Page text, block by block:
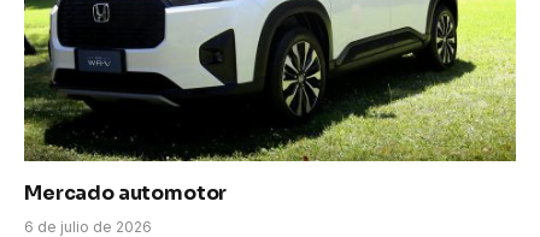
Mercado automotor
6 de julio de 2026